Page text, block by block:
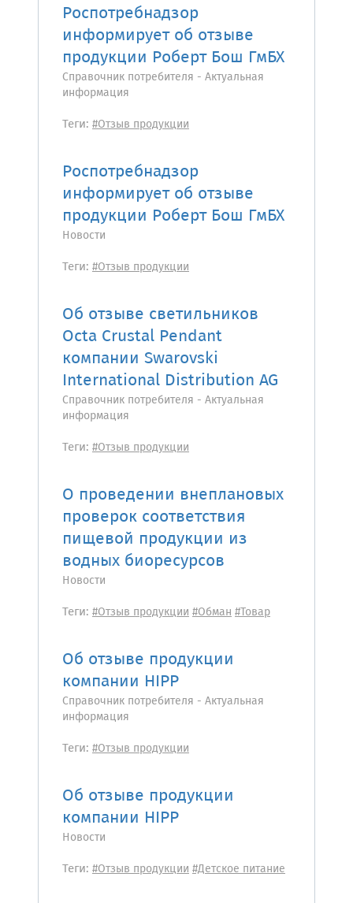
Роспотребнадзор
информирует об отзыве
продукции Роберт Бош ГмБХ
Справочник потребителя - Актуальная
информация
Теги: #Отзыв продукции
Роспотребнадзор
информирует об отзыве
продукции Роберт Бош ГмБХ
Новости
Теги: #Отзыв продукции
Об отзыве светильников
Octa Crustal Pendant
компании Swarovski
International Distribution AG
Справочник потребителя - Актуальная
информация
Теги: #Отзыв продукции
О проведении внеплановых
проверок соответствия
пищевой продукции из
водных биоресурсов
Новости
Теги: #Отзыв продукции#Обман#Товар
Об отзыве продукции
компании HIPP
Справочник потребителя - Актуальная
информация
Теги: #Отзыв продукции
Об отзыве продукции
компании HIPP
Новости
Теги: #Отзыв продукции#Детское питание